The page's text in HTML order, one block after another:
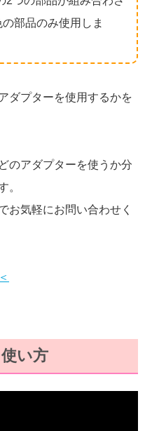
部品のみ使用しま
ダプターを使用するかを
のアダプターを使うか分
。
お気軽にお問い合わせく
い方